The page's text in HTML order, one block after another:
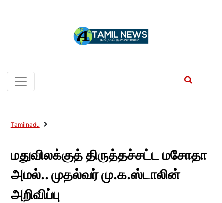
Tamilnadu
மதுவிலக்குத் திருத்தச்சட்ட மசோதா
அமல்.. முதல்வர் மு.க.ஸ்டாலின்
அறிவிப்பு